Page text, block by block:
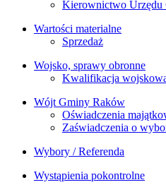
Kierownictwo
Wartości materialne
Sprzedaż
Wojsko, sprawy obronne
Kwalifikacja
Wójt Gminy Raków
Oświadczenia
Zaświadczenia o
Wybory / Referenda
Wystąpienia pokontrolne